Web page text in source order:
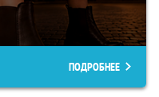
ПОДРОБНЕЕ